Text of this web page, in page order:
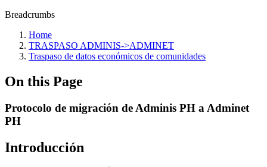
Breadcrumbs
Home
TRASPASO ADMINIS->ADMINET
Traspaso de datos económicos de comunidades
On this Page
Protocolo de migración de Adminis PH a Adminet
PH
Introducción